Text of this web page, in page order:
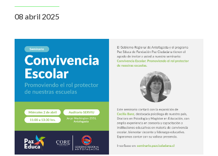
08 abril 2025